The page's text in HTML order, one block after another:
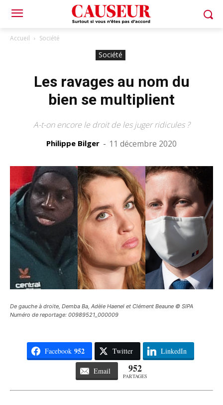
Accueil Société
Société
Les ravages au nom du
bien se multiplient
A-t-on encore le droit de les juger ridicules ?
Philippe Bilger - 11 décembre 2020
De gauche à droite, Demba Ba, Adèle Haenel et Clément Beaune © SIPA
Numéro de reportage: 00989521_000009
Facebook 952 Twitter LinkedIn
Email 952
PARTAGES